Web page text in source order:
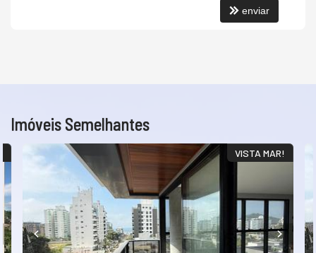
enviar
Imóveis Semelhantes
VISTA MAR!